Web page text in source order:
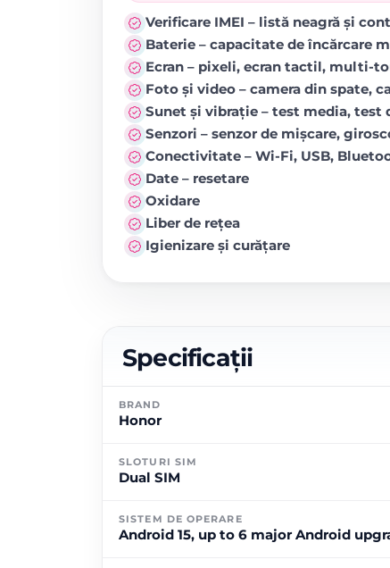
Verificare IMEI – listă neagră și
Baterie – capacitate de încărcare
Ecran – pixeli, ecran tactil, multi-
Foto și video – camera din spate,
Sunet și vibrație – test media,
Senzori – senzor de mișcare,
Conectivitate – Wi-Fi, USB,
Date – resetare
Oxidare
Liber de rețea
Igienizare și curățare
Specificații
BRAND
Honor
SLOTURI SIM
Dual SIM
SISTEM DE OPERARE
Android 15, up to 6 major Android